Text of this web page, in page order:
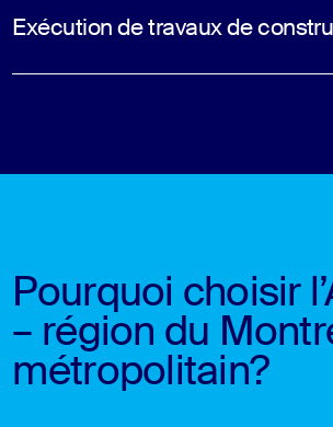
Exécution de travaux de
Pourquoi choisir
– région du
métropolitain?